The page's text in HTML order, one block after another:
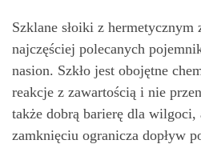
Szklane słoiki z hermetycznym
najczęściej polecanych
nasion. Szkło jest obojętne
reakcje z zawartością i nie
także dobrą barierę dla
zamknięciu ogranicza dopływ